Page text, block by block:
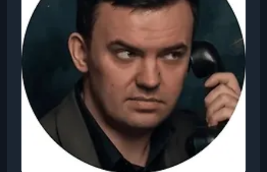
сильных личных историй, привлечении
клиентов через с